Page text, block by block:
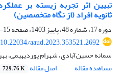
تبیین اثر تجربه زیسته بر
ثانویه افراد (از نگاه متخصصین)
دوره 17، شماره 48، پاییز 1403، صفحه
15-34
10.22034/aaud.2023.353521.2692
سمانه حسین‌آبادی، شهرام پوردیهیمی،
مشاهده مقاله
اصل مقاله 729.76 K